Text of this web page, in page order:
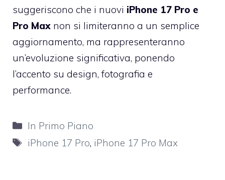
suggeriscono che i nuovi iPhone 17 Pro e
Pro Max non si limiteranno a un semplice
aggiornamento, ma rappresenteranno
un’evoluzione significativa, ponendo
l’accento su design, fotografia e
performance.
Categorie
In Primo Piano
Tag
iPhone 17 Pro, iPhone 17 Pro Max